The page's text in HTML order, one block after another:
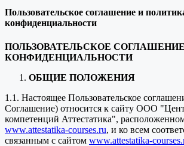
Пользовательское соглашение и
конфиденциальности
ПОЛЬЗОВАТЕЛЬСКОЕ
КОНФИДЕНЦИАЛЬНОСТИ
ОБЩИЕ ПОЛОЖЕНИЯ
1.1. Настоящее Пользовательское
Соглашение) относится к сайту ООО
компетенций Аттестатика",
www.attestatika-courses.ru, и ко всем
связанным с сайтом www.attestatika-